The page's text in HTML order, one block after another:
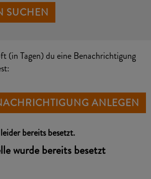
(in Tagen) du eine Benachrichtigung
ANLEGEN
bereits besetzt.
wurde bereits besetzt